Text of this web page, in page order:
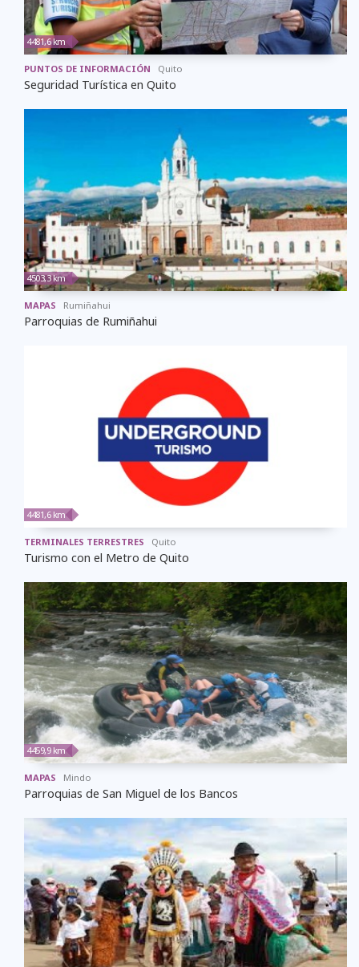
4481,6 km
PUNTOS DE INFORMACIÓN Quito
Seguridad Turística en Quito
4503,3 km
MAPAS Rumiñahui
Parroquias de Rumiñahui
4481,6 km
TERMINALES TERRESTRES Quito
Turismo con el Metro de Quito
4459,9 km
MAPAS Mindo
Parroquias de San Miguel de los Bancos